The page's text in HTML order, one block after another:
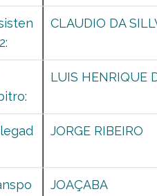
CLAUDIO DA
LUIS HENRIQUE
JORGE RIBEIRO
JOAÇABA